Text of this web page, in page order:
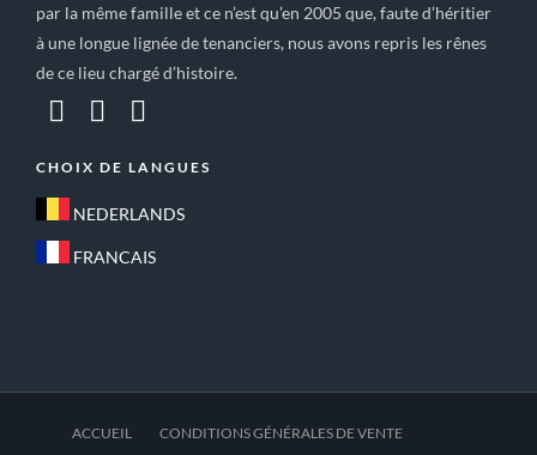
par la même famille et ce n’est qu’en 2005 que, faute d’héritier
à une longue lignée de tenanciers, nous avons repris les rênes
de ce lieu chargé d’histoire.
CHOIX DE LANGUES
NEDERLANDS
FRANCAIS
ACCUEIL
CONDITIONS GÉNÉRALES DE VENTE